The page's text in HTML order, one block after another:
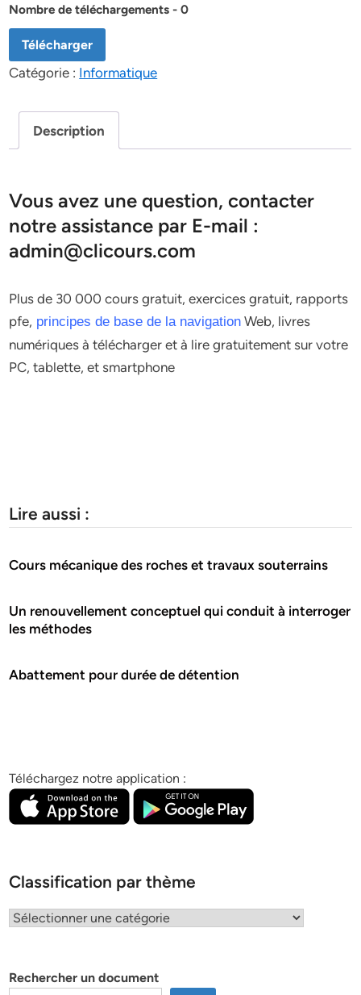
Nombre de téléchargements - 0
Télécharger
Catégorie : Informatique
Description
Vous avez une question, contacter
notre assistance par E-mail :
admin@clicours.com
Plus de 30 000 cours gratuit, exercices gratuit, rapports
pfe, principes de base de la navigation Web, livres
numériques à télécharger et à lire gratuitement sur votre
PC, tablette, et smartphone
Lire aussi :
Cours mécanique des roches et travaux souterrains
Un renouvellement conceptuel qui conduit à interroger
les méthodes
Abattement pour durée de détention
Téléchargez notre application :
Classification par thème
Classification
Rechercher un document